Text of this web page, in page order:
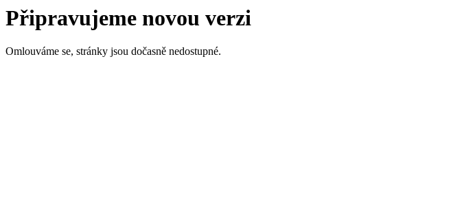
Připravujeme novou verzi
Omlouváme se, stránky jsou dočasně nedostupné.